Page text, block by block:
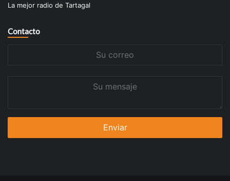
La mejor radio de Tartagal
Contacto